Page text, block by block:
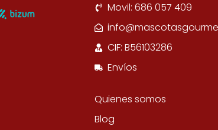
Movil: 686 057 409
CIF: B56103286
Envíos
Quienes somos
Blog